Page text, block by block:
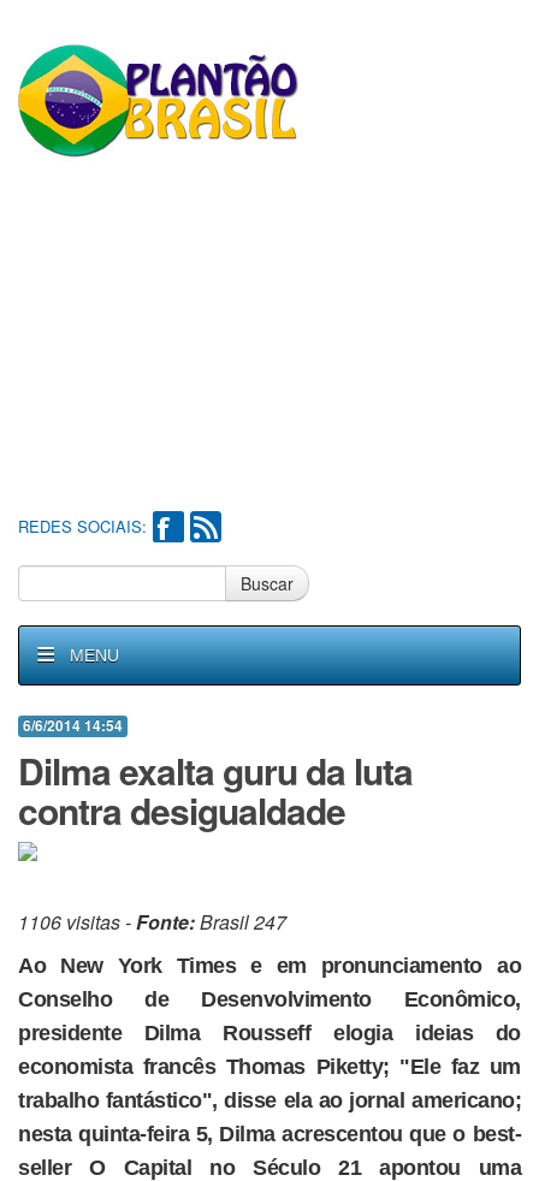
REDES SOCIAIS:
Buscar
MENU
6/6/2014 14:54
Dilma exalta guru da luta
contra desigualdade
1106 visitas -Fonte:Brasil 247
Ao New York Times e em pronunciamento ao
Conselho de Desenvolvimento Econômico,
presidente Dilma Rousseff elogia ideias do
economista francês Thomas Piketty; "Ele faz um
trabalho fantástico", disse ela ao jornal americano;
nesta quinta-feira 5, Dilma acrescentou que o best-
seller O Capital no Século 21 apontou uma